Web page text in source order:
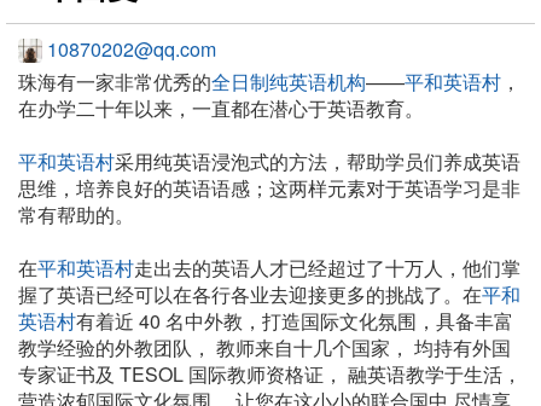
10870202@qq.com
珠海有一家非常优秀的全日制纯英语机构——平和英语村 ，
在办学二十年以来，一直都在潜心于英语教育。
平和英语村采用纯英语浸泡式的方法，帮助学员们养成英语
思维，培养良好的英语语感；这两样元素对于英语学习是非
常有帮助的。
在平和英语村走出去的英语人才已经超过了十万人，他们掌
握了英语已经可以在各行各业去迎接更多的挑战了。在平和
英语村有着近 40 名中外教，打造国际文化氛围，具备丰富
教学经验的外教团队， 教师来自十几个国家， 均持有外国
专家证书及 TESOL 国际教师资格证， 融英语教学于生活，